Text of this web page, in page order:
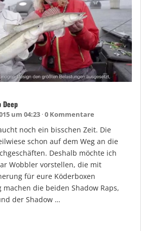
Deep
um 04:23 0 Kommentare
noch ein bisschen Zeit. Die
schon auf dem Weg an die
Deshalb möchte ich
Wobbler vorstellen, die mit
für eure Köderboxen
die beiden Shadow Raps,
der Shadow …